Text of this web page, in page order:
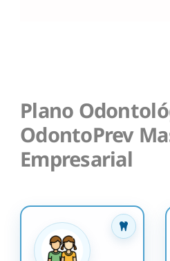
Plano
OdontoPrev
Empresarial